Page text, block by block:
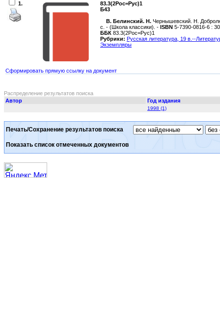
1.
83.3(2Рос=Рус)1
Б43
В. Белинский. Н. Чернышевский. Н.
с. - (Школа классики). - ISBN 5-7390-0816-6 :
ББК 83.3(2Рос=Рус)1
Рубрики: Русская литература, 19 в.--
Экземпляры
Сформировать прямую ссылку на документ
Распределение результатов поиска
Автор
Год издания
1998 (1)
Печать/Сохранение результатов поиска
Показать список отмеченных документов